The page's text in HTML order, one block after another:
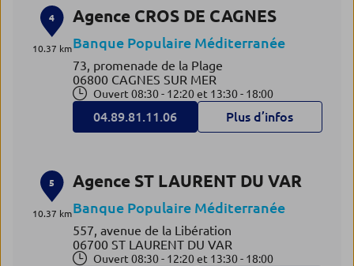
4
10.37 km
Agence CROS DE CAGNES
Banque Populaire Méditerranée
73, promenade de la Plage
06800 CAGNES SUR MER
Ouvert 08:30 - 12:20 et 13:30 - 18:00
04.89.81.11.06 Plus d’infos
5
10.37 km
Agence ST LAURENT DU VAR
Banque Populaire Méditerranée
557, avenue de la Libération
06700 ST LAURENT DU VAR
Ouvert 08:30 - 12:20 et 13:30 - 18:00